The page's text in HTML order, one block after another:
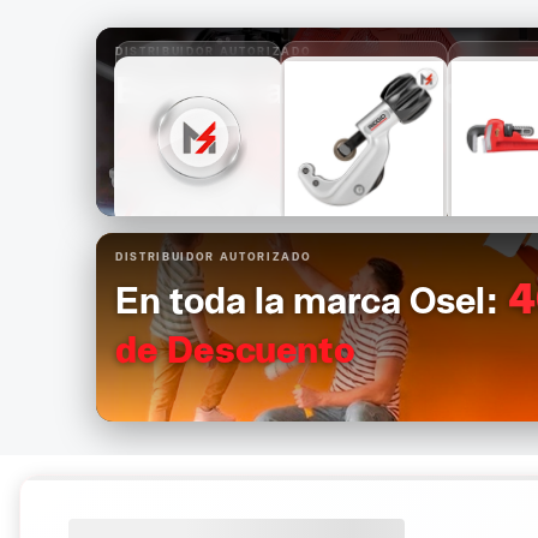
DISTRIBUIDOR AUTORIZADO
En toda la marca Ridgid:
25%de Descuento
$1,681
$1,261
$1,089
$817
DISTRIBUIDOR AUTORIZADO
En toda la marca Osel:
de Descuento